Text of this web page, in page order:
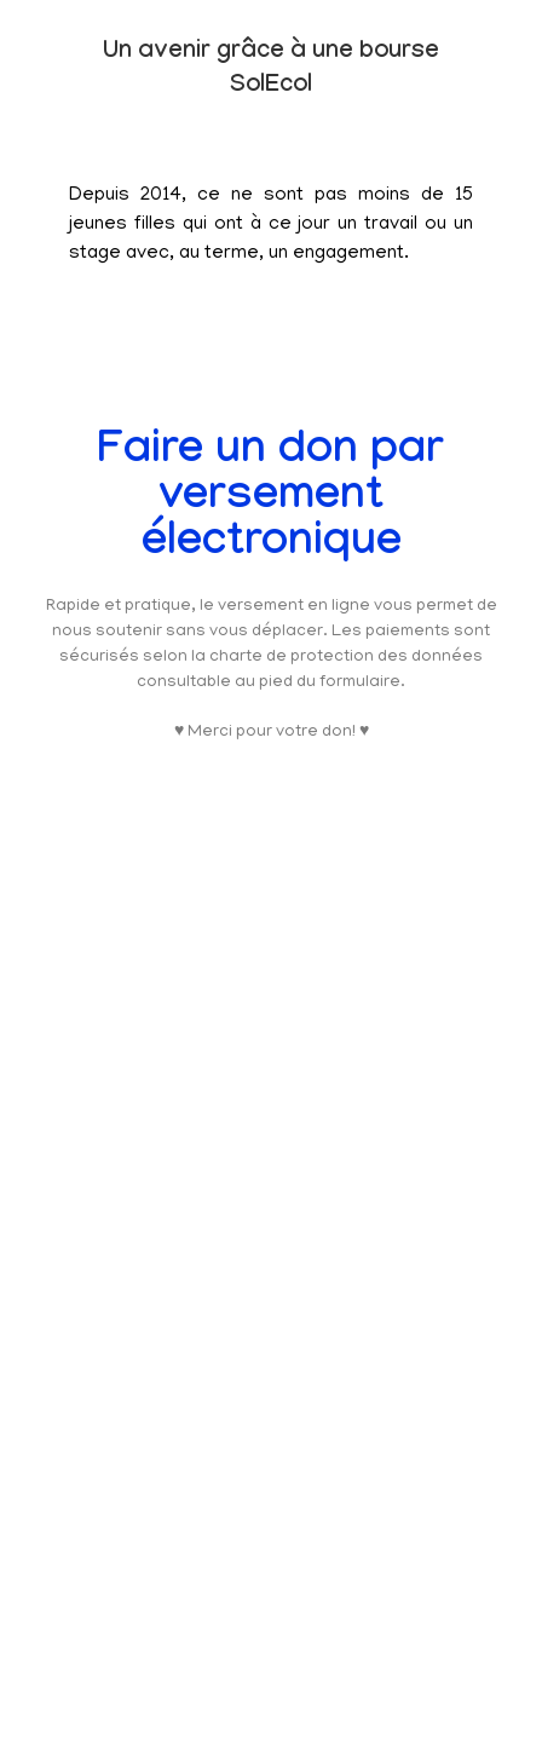
Un avenir grâce à une bourse
SolEcol
Depuis 2014, ce ne sont pas moins de 15
jeunes filles qui ont à ce jour un travail ou un
stage avec, au terme, un engagement.
Faire un don par
versement
électronique
Rapide et pratique, le versement en ligne vous permet de
nous soutenir sans vous déplacer. Les paiements sont
sécurisés selon la charte de protection des données
consultable au pied du formulaire.
♥ Merci pour votre don! ♥